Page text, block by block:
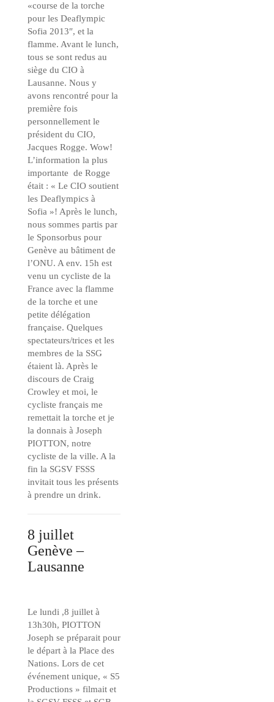
«course de la torche
pour les Deaflympic
Sofia 2013″, et la
flamme. Avant le lunch,
tous se sont redus au
siège du CIO à
Lausanne. Nous y
avons rencontré pour la
première fois
personnellement le
président du CIO,
Jacques Rogge. Wow!
L’information la plus
importante de Rogge
était : « Le CIO soutient
les Deaflympics à
Sofia »! Après le lunch,
nous sommes partis par
le Sponsorbus pour
Genève au bâtiment de
l’ONU. A env. 15h est
venu un cycliste de la
France avec la flamme
de la torche et une
petite délégation
française. Quelques
spectateurs/trices et les
membres de la SSG
étaient là. Après le
discours de Craig
Crowley et moi, le
cycliste français me
remettait la torche et je
la donnais à Joseph
PIOTTON, notre
cycliste de la ville. A la
fin la SGSV FSSS
invitait tous les présents
à prendre un drink.
8 juillet
Genève –
Lausanne
Le lundi ,8 juillet à
13h30h, PIOTTON
Joseph se préparait pour
le départ à la Place des
Nations. Lors de cet
événement unique, « S5
Productions » filmait et